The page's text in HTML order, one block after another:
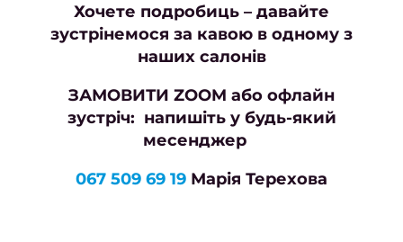
Хочете подробиць – давайте
зустрінемося за кавою в одному з
наших салонів
ЗАМОВИТИ ZOOM або офлайн
зустріч: напишіть у будь-який
месенджер
067 509 69 19 Марія Терехова